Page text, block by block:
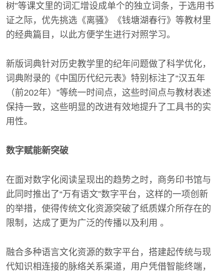
树”等课文里的词汇增设成单个的独立词条，于选用书
证之际，优先挑选《离骚》《钱塘湖春行》等教材里
的经典篇目，以此方便学生进行对照学习。
新版词典针对历史教学里的纪年问题做了科学优化，
词典附录的《中国历代纪元表》特别标注了“汉五年
（前202年）”等统一时间点，这些时间点与教材表述
保持一致，这些明显的改进有效地提升了工具书的实
用性。
数字赋能新突破
在面对数字化阅读呈现出的趋势之时，商务印书馆与
此同时推出了“万有语文”数字平台，这样的一项创新
的举措，使得传统文化资源突破了纸质媒介所存在的
限制，达成了更为广泛的传播以及利用 。
融合多种语言文化资源的数字平台，搭建起传统与现
代知识相连接的脉络关系渠道，用户凭借智能终端，